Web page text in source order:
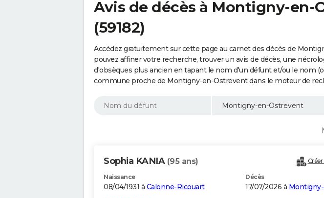
Avis de décès à Montigny-en-
(59182)
Accédez gratuitement sur cette page au carnet des décès de
pouvez affiner votre recherche, trouver un avis de décès, une
d'obsèques plus ancien en tapant le nom d'un défunt et/ou le nom
commune proche de Montigny-en-Ostrevent dans le moteur de
Sophia KANIA (95 ans)
Naissance
08/04/1931 à Calonne-Ricouart
Décès
17/07/2026 à